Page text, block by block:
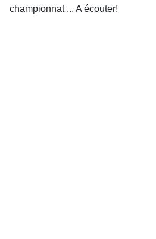
championnat ... A écouter!